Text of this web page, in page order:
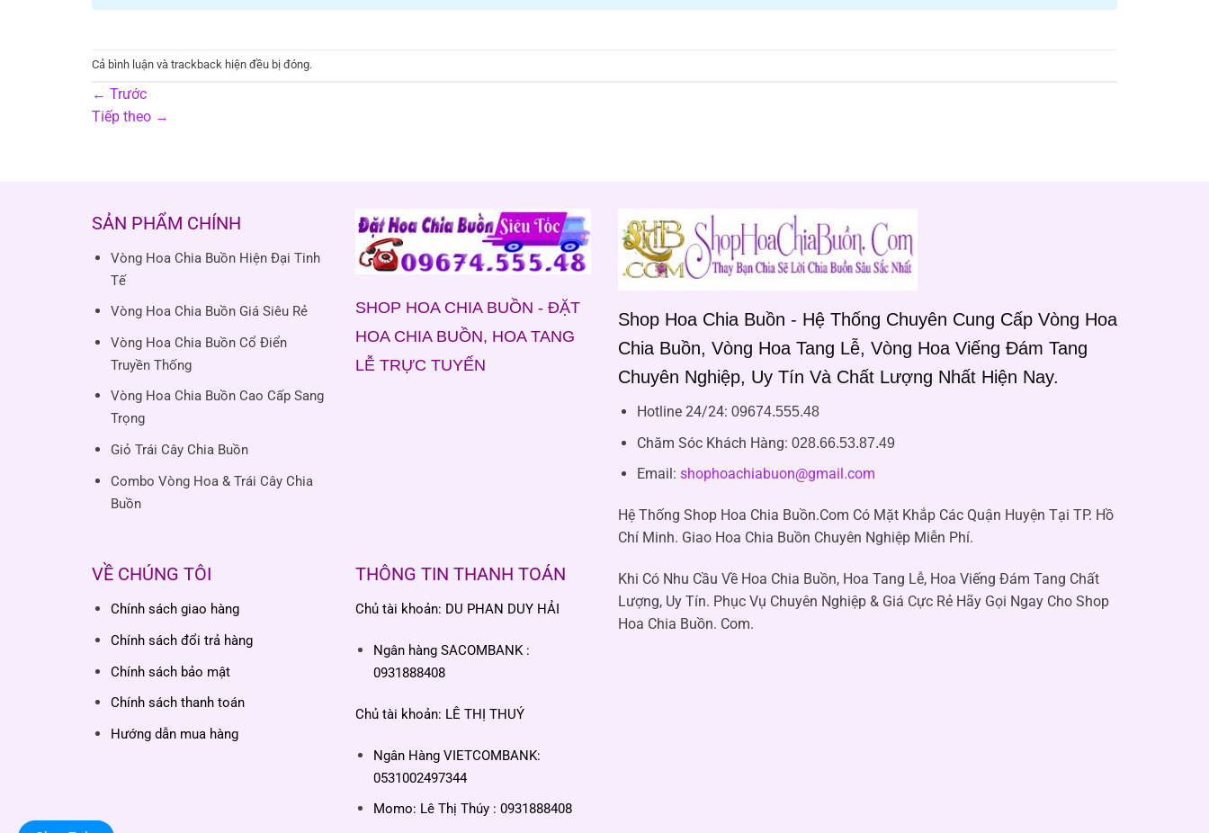
Cả bình luận và trackback hiện đều bị đóng.
← Trước
Tiếp theo →
SẢN PHẨM CHÍNH
Vòng Hoa Chia Buồn Hiện Đại Tinh
Tế
Vòng Hoa Chia Buồn Giá Siêu Rẻ
Vòng Hoa Chia Buồn Cổ Điển
Truyền Thống
Vòng Hoa Chia Buồn Cao Cấp Sang
Trọng
Giỏ Trái Cây Chia Buồn
Combo Vòng Hoa & Trái Cây Chia
Buồn
SHOP HOA CHIA BUỒN - ĐẶT
HOA CHIA BUỒN, HOA TANG
LỄ TRỰC TUYẾN
VỀ CHÚNG TÔI
Chính sách giao hàng
Chính sách đổi trả hàng
Chính sách bảo mật
Chính sách thanh toán
Hướng dẫn mua hàng
THÔNG TIN THANH TOÁN
Chủ tài khoản: DU PHAN DUY HẢI
Ngân hàng SACOMBANK :
0931888408
Chủ tài khoản: LÊ THỊ THUÝ
Ngân Hàng VIETCOMBANK:
0531002497344
Momo: Lê Thị Thúy : 0931888408
Shop Hoa Chia Buồn - Hệ Thống Chuyên Cung Cấp Vòng Hoa
Chia Buồn, Vòng Hoa Tang Lễ, Vòng Hoa Viếng Đám Tang
Chuyên Nghiệp, Uy Tín Và Chất Lượng Nhất Hiện Nay.
Hotline 24/24: 09674.555.48
Chăm Sóc Khách Hàng: 028.66.53.87.49
Email: shophoachiabuon@gmail.com
Hệ Thống Shop Hoa Chia Buồn.Com Có Mặt Khắp Các Quận Huyện Tại TP. Hồ
Chí Minh. Giao Hoa Chia Buồn Chuyên Nghiệp Miễn Phí.
Khi Có Nhu Cầu Về Hoa Chia Buồn, Hoa Tang Lễ, Hoa Viếng Đám Tang Chất
Lượng, Uy Tín. Phục Vụ Chuyên Nghiệp & Giá Cực Rẻ Hãy Gọi Ngay Cho Shop
Hoa Chia Buồn. Com.